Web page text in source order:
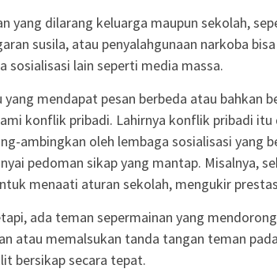
yang dilarang keluarga maupun sekolah,
susila, atau penyalahgunaan narkoba
sosialisasi lain seperti media massa.
yang mendapat pesan berbeda atau bahkan
konflik pribadi. Lahirnya konflik pribadi itu
ambingkan oleh lembaga sosialisasi yang
pedoman sikap yang mantap. Misalnya,
menaati aturan sekolah, mengukir
ada teman sepermainan yang
atau memalsukan tanda tangan teman
bersikap secara tepat.